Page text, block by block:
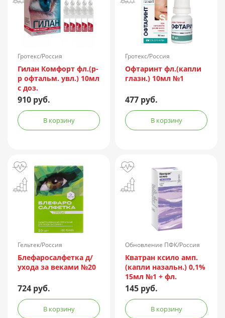
Гротекс/Россия
Гилан Комфорт фл.(р-
р офтальм. увл.) 10мл
с доз.
910 руб.
В корзину
Гротекс/Россия
Офтаринт фл.(капли
глазн.) 10мл №1
477 руб.
В корзину
Гельтек/Россия
Блефаросалфетка д/
ухода за веками №20
724 руб.
В корзину
Обновление ПФК/Россия
Кватран ксило амп.
(капли назальн.) 0,1%
15мл №1 + фл.
145 руб.
В корзину